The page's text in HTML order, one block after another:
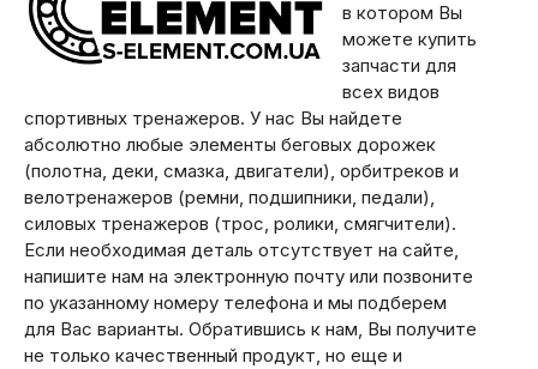
в котором Вы
можете купить
запчасти для
всех видов
спортивных тренажеров. У нас Вы найдете
абсолютно любые элементы беговых дорожек
(полотна, деки, смазка, двигатели), орбитреков и
велотренажеров (ремни, подшипники, педали),
силовых тренажеров (трос, ролики, смягчители).
Если необходимая деталь отсутствует на сайте,
напишите нам на электронную почту или позвоните
по указанному номеру телефона и мы подберем
для Вас варианты. Обратившись к нам, Вы получите
не только качественный продукт, но еще и